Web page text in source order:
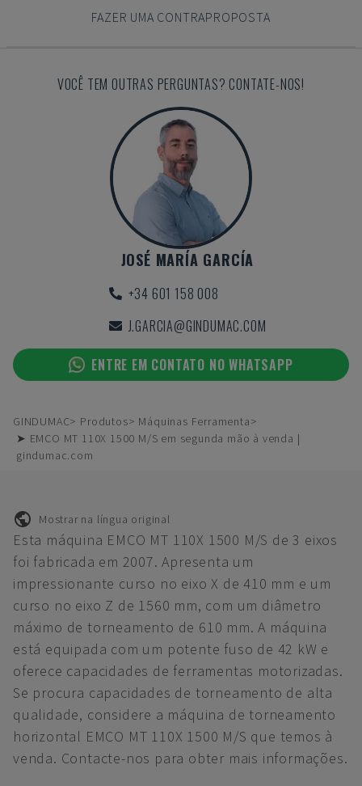
FAZER UMA CONTRAPROPOSTA
VOCÊ TEM OUTRAS PERGUNTAS? CONTATE-NOS!
JOSÉ MARÍA GARCÍA
+34 601 158 008
J.GARCIA@GINDUMAC.COM
ENTRE EM CONTATO NO WHATSAPP
GINDUMAC Produtos
Máquinas Ferramenta
➤ EMCO MT 110X 1500 M/S em segunda mão à venda |
gindumac.com
Mostrar na língua original
Esta máquina EMCO MT 110X 1500 M/S de 3 eixos
foi fabricada em 2007. Apresenta um
impressionante curso no eixo X de 410 mm e um
curso no eixo Z de 1560 mm, com um diâmetro
máximo de torneamento de 610 mm. A máquina
está equipada com um potente fuso de 42 kW e
oferece capacidades de ferramentas motorizadas.
Se procura capacidades de torneamento de alta
qualidade, considere a máquina de torneamento
horizontal EMCO MT 110X 1500 M/S que temos à
venda. Contacte-nos para obter mais informações.